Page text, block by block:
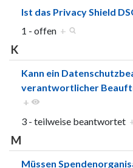
Ist das Privacy Shield
1 - offen +
K
Kann ein
verantwortlicher
+
3 - teilweise beantwortet
M
Müssen